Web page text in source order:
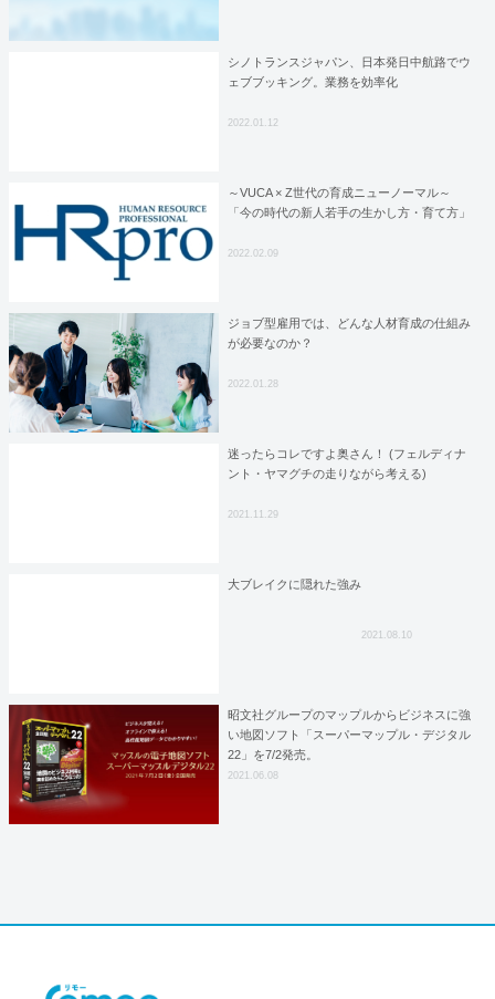
シノトランスジャパン、日本発日中航路でウ
ェブブッキング。業務を効率化
2022.01.12
～VUCA × Z世代の育成ニューノーマル～
「今の時代の新人若手の生かし方・育て方」
2022.02.09
ジョブ型雇用では、どんな人材育成の仕組み
が必要なのか？
2022.01.28
迷ったらコレですよ奥さん！ (フェルディナ
ント・ヤマグチの走りながら考える)
2021.11.29
大ブレイクに隠れた強み
2021.08.10
昭文社グループのマップルからビジネスに強
い地図ソフト「スーパーマップル・デジタル
22」を7/2発売。
2021.06.08